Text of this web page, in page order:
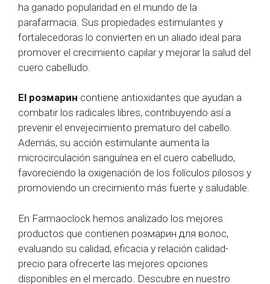
ha ganado popularidad en el mundo de la
parafarmacia. Sus propiedades estimulantes y
fortalecedoras lo convierten en un aliado ideal para
promover el crecimiento capilar y mejorar la salud del
cuero cabelludo.
El розмарин contiene antioxidantes que ayudan a
combatir los radicales libres, contribuyendo así a
prevenir el envejecimiento prematuro del cabello.
Además, su acción estimulante aumenta la
microcirculación sanguínea en el cuero cabelludo,
favoreciendo la oxigenación de los folículos pilosos y
promoviendo un crecimiento más fuerte y saludable.
En Farmaoclock hemos analizado los mejores
productos que contienen розмарин для волос,
evaluando su calidad, eficacia y relación calidad-
precio para ofrecerte las mejores opciones
disponibles en el mercado. Descubre en nuestro